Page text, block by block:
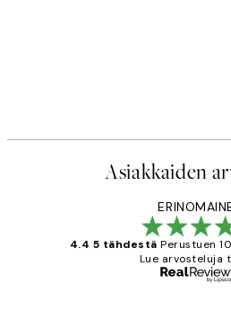
Asiakkaiden
4.4 5 tähdestä Perustuen
Lue arvosteluja